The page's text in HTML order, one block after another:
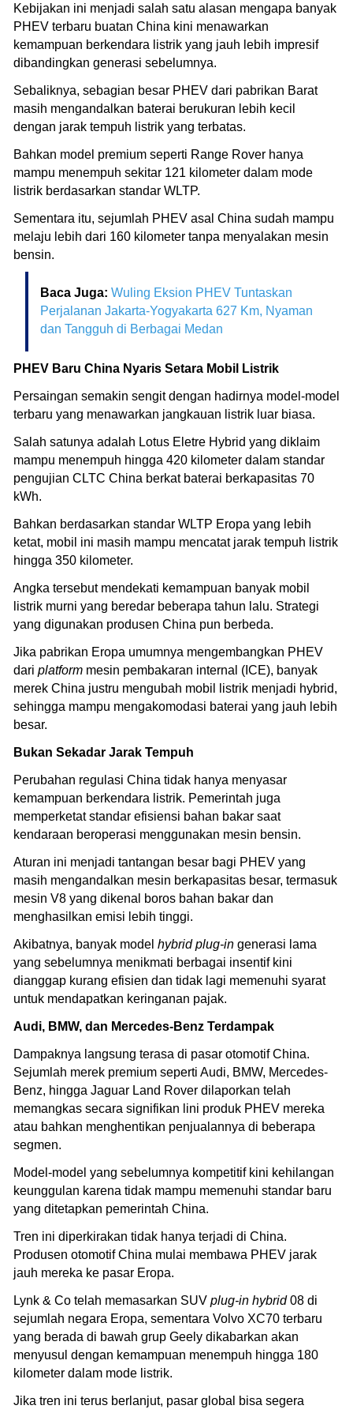
Kebijakan ini menjadi salah satu alasan mengapa banyak
PHEV terbaru buatan China kini menawarkan
kemampuan berkendara listrik yang jauh lebih impresif
dibandingkan generasi sebelumnya.
Sebaliknya, sebagian besar PHEV dari pabrikan Barat
masih mengandalkan baterai berukuran lebih kecil
dengan jarak tempuh listrik yang terbatas.
Bahkan model premium seperti Range Rover hanya
mampu menempuh sekitar 121 kilometer dalam mode
listrik berdasarkan standar WLTP.
Sementara itu, sejumlah PHEV asal China sudah mampu
melaju lebih dari 160 kilometer tanpa menyalakan mesin
bensin.
Baca Juga: Wuling Eksion PHEV Tuntaskan
Perjalanan Jakarta-Yogyakarta 627 Km, Nyaman
dan Tangguh di Berbagai Medan
PHEV Baru China Nyaris Setara Mobil Listrik
Persaingan semakin sengit dengan hadirnya model-model
terbaru yang menawarkan jangkauan listrik luar biasa.
Salah satunya adalah Lotus Eletre Hybrid yang diklaim
mampu menempuh hingga 420 kilometer dalam standar
pengujian CLTC China berkat baterai berkapasitas 70
kWh.
Bahkan berdasarkan standar WLTP Eropa yang lebih
ketat, mobil ini masih mampu mencatat jarak tempuh listrik
hingga 350 kilometer.
Angka tersebut mendekati kemampuan banyak mobil
listrik murni yang beredar beberapa tahun lalu. Strategi
yang digunakan produsen China pun berbeda.
Jika pabrikan Eropa umumnya mengembangkan PHEV
dari platform mesin pembakaran internal (ICE), banyak
merek China justru mengubah mobil listrik menjadi hybrid,
sehingga mampu mengakomodasi baterai yang jauh lebih
besar.
Bukan Sekadar Jarak Tempuh
Perubahan regulasi China tidak hanya menyasar
kemampuan berkendara listrik. Pemerintah juga
memperketat standar efisiensi bahan bakar saat
kendaraan beroperasi menggunakan mesin bensin.
Aturan ini menjadi tantangan besar bagi PHEV yang
masih mengandalkan mesin berkapasitas besar, termasuk
mesin V8 yang dikenal boros bahan bakar dan
menghasilkan emisi lebih tinggi.
Akibatnya, banyak model hybrid plug-in generasi lama
yang sebelumnya menikmati berbagai insentif kini
dianggap kurang efisien dan tidak lagi memenuhi syarat
untuk mendapatkan keringanan pajak.
Audi, BMW, dan Mercedes-Benz Terdampak
Dampaknya langsung terasa di pasar otomotif China.
Sejumlah merek premium seperti Audi, BMW, Mercedes-
Benz, hingga Jaguar Land Rover dilaporkan telah
memangkas secara signifikan lini produk PHEV mereka
atau bahkan menghentikan penjualannya di beberapa
segmen.
Model-model yang sebelumnya kompetitif kini kehilangan
keunggulan karena tidak mampu memenuhi standar baru
yang ditetapkan pemerintah China.
Tren ini diperkirakan tidak hanya terjadi di China.
Produsen otomotif China mulai membawa PHEV jarak
jauh mereka ke pasar Eropa.
Lynk & Co telah memasarkan SUV plug-in hybrid08 di
sejumlah negara Eropa, sementara Volvo XC70 terbaru
yang berada di bawah grup Geely dikabarkan akan
menyusul dengan kemampuan menempuh hingga 180
kilometer dalam mode listrik.
Jika tren ini terus berlanjut, pasar global bisa segera